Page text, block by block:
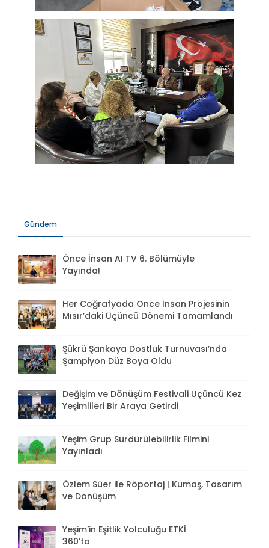
Gündem
Önce İnsan AI TV 6. Bölümüyle
Yayında!
Her Coğrafyada Önce İnsan Projesinin
Mısır’daki Üçüncü Dönemi Tamamlandı
Şükrü Şankaya Dostluk Turnuvası’nda
Şampiyon Düz Boya Oldu
Değişim ve Dönüşüm Festivali Üçüncü Kez
Yeşimlileri Bir Araya Getirdi
Yeşim Grup Sürdürülebilirlik Filmini
Yayınladı
Özlem Süer ile Röportaj | Kumaş, Tasarım
ve Dönüşüm
Yeşim’in Eşitlik Yolculuğu ETKİ
360’ta